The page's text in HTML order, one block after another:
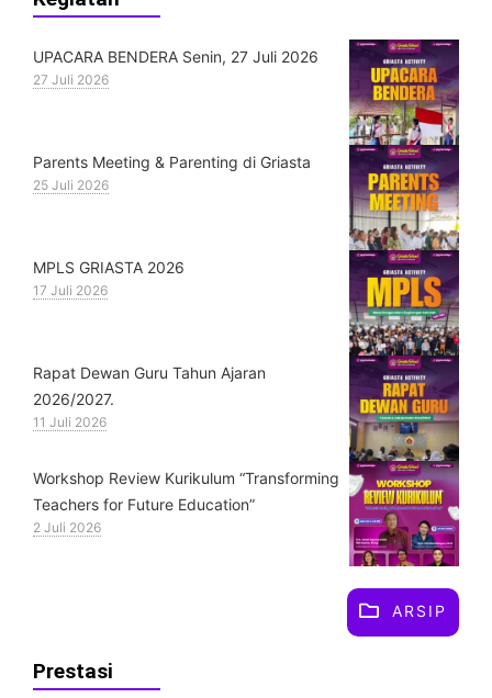
UPACARA BENDERA Senin, 27 Juli 2026
27 Juli 2026
Parents Meeting & Parenting di Griasta
25 Juli 2026
MPLS GRIASTA 2026
17 Juli 2026
Rapat Dewan Guru Tahun Ajaran
2026/2027.
11 Juli 2026
Workshop Review Kurikulum “Transforming
Teachers for Future Education”
2 Juli 2026
ARSIP
Prestasi